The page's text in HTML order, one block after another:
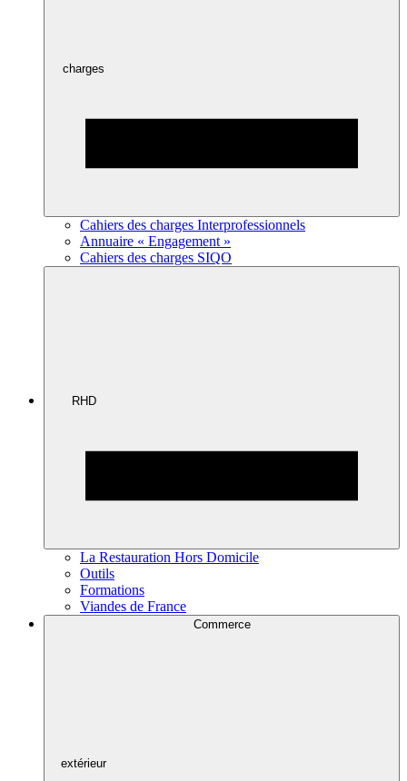
charges
Cahiers des charges Interprofessionnels
Annuaire « Engagement »
Cahiers des charges SIQO
RHD
La Restauration Hors Domicile
Outils
Formations
Viandes de France
Commerce
extérieur